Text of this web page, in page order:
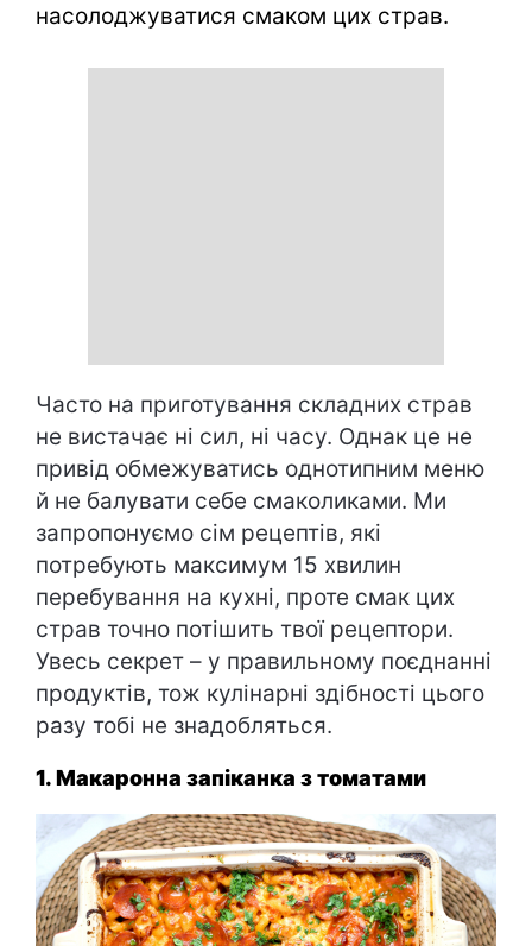
насолоджуватися смаком цих страв.
Часто на приготування складних страв
не вистачає ні сил, ні часу. Однак це не
привід обмежуватись однотипним меню
й не балувати себе смаколиками. Ми
запропонуємо сім рецептів, які
потребують максимум 15 хвилин
перебування на кухні, проте смак цих
страв точно потішить твої рецептори.
Увесь секрет – у правильному поєднанні
продуктів, тож кулінарні здібності цього
разу тобі не знадобляться.
1. Макаронна запіканка з томатами